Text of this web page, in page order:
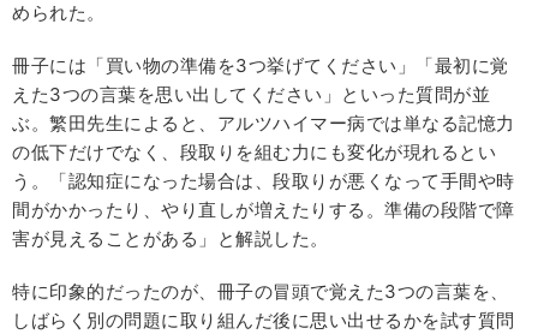
められた。
冊子には「買い物の準備を3つ挙げてください」「最初に覚
えた3つの言葉を思い出してください」といった質問が並
ぶ。繁田先生によると、アルツハイマー病では単なる記憶力
の低下だけでなく、段取りを組む力にも変化が現れるとい
う。「認知症になった場合は、段取りが悪くなって手間や時
間がかかったり、やり直しが増えたりする。準備の段階で障
害が見えることがある」と解説した。
特に印象的だったのが、冊子の冒頭で覚えた3つの言葉を、
しばらく別の問題に取り組んだ後に思い出せるかを試す質問